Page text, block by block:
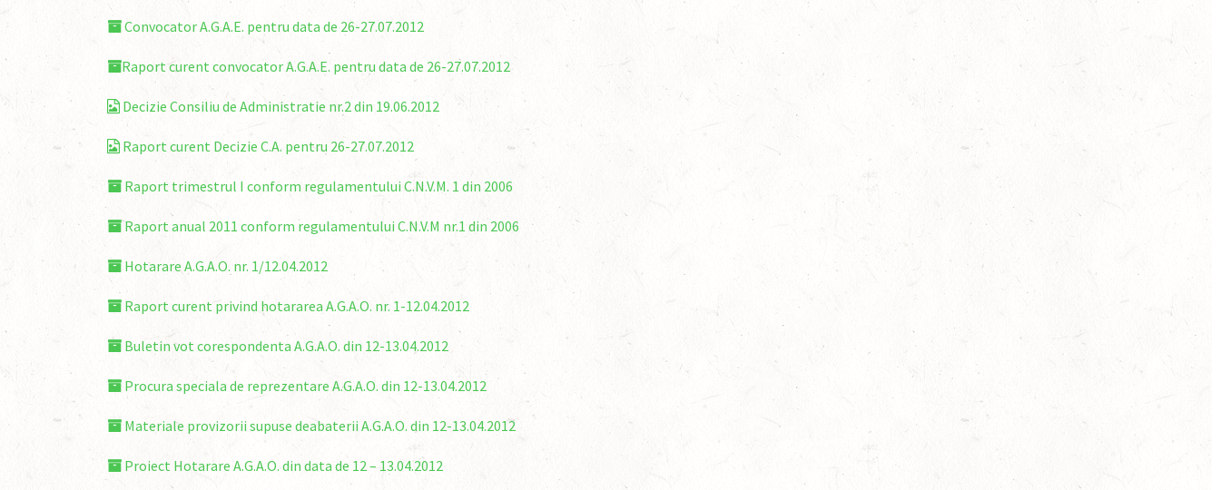
Convocator A.G.A.E. pentru data de 26-27.07.2012
Raport curent convocator A.G.A.E. pentru data de 26-27.07.2012
Decizie Consiliu de Administratie nr.2 din 19.06.2012
Raport curent Decizie C.A. pentru 26-27.07.2012
Raport trimestrul I conform regulamentului C.N.V.M. 1 din 2006
Raport anual 2011 conform regulamentului C.N.V.M nr.1 din 2006
Hotarare A.G.A.O. nr. 1/12.04.2012
Raport curent privind hotararea A.G.A.O. nr. 1-12.04.2012
Buletin vot corespondenta A.G.A.O. din 12-13.04.2012
Procura speciala de reprezentare A.G.A.O. din 12-13.04.2012
Materiale provizorii supuse deabaterii A.G.A.O. din 12-13.04.2012
Proiect Hotarare A.G.A.O. din data de 12 – 13.04.2012